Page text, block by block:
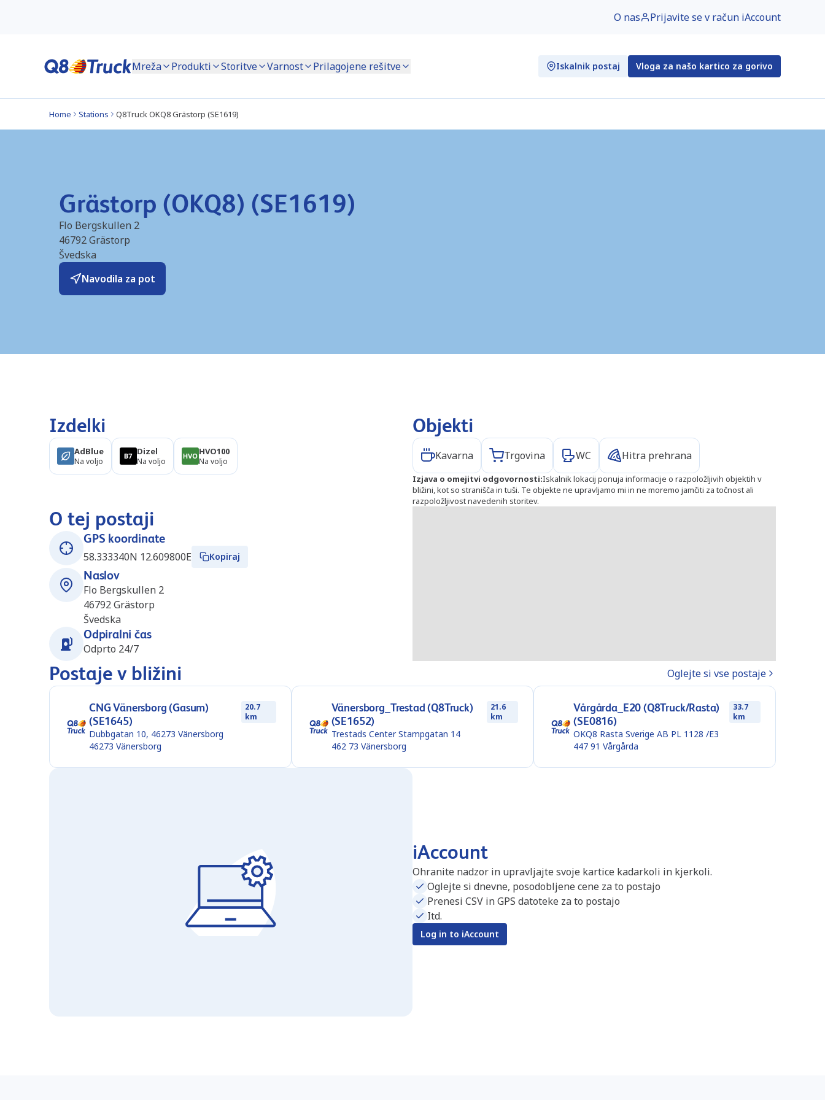
O nas Prijavite se v račun iAccount
Mreža Produkti Storitve Varnost Prilagojene rešitve Iskalnik postaj Vloga za našo kartico za gorivo
Home Stations Q8Truck OKQ8 Grästorp (SE1619)
Grästorp (OKQ8) (SE1619)
Flo Bergskullen 2
46792Grästorp
Švedska
Navodila za pot
Izdelki
AdBlue
Na voljo
Dizel
Na voljo
HVO100
Na voljo
Objekti
Kavarna Trgovina WC Hitra prehrana
Izjava o omejitvi odgovornosti:Iskalnik lokacij ponuja informacije o razpoložljivih objektih v
bližini, kot so stranišča in tuši. Te objekte ne upravljamo mi in ne moremo jamčiti za točnost ali
razpoložljivost navedenih storitev.
O tej postaji
GPS koordinate
58.333340N 12.609800E
Kopiraj
Naslov
Flo Bergskullen 2
46792Grästorp
Švedska
Odpiralni čas
Odprto 24/7
Postaje v bližini Oglejte si vse postaje
CNG Vänersborg (Gasum)
(SE1645)
20.7
km
Dubbgatan 10, 46273 Vänersborg
46273 Vänersborg
Vänersborg_Trestad (Q8Truck)
(SE1652)
21.6
km
Trestads Center Stampgatan 14
462 73 Vänersborg
Vårgårda_E20 (Q8Truck/Rasta)
(SE0816)
33.7
km
OKQ8 Rasta Sverige AB PL 1128 /E3
447 91 Vårgårda
iAccount
Ohranite nadzor in upravljajte svoje kartice kadarkoli in kjerkoli.
Oglejte si dnevne, posodobljene cene za to postajo
Prenesi CSV in GPS datoteke za to postajo
Itd.
Log in to iAccount